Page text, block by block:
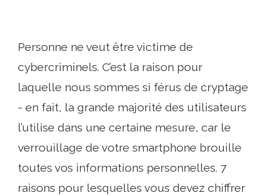
Personne ne veut être victime de
cybercriminels. C’est la raison pour
laquelle nous sommes si férus de cryptage
- en fait, la grande majorité des utilisateurs
l’utilise dans une certaine mesure, car le
verrouillage de votre smartphone brouille
toutes vos informations personnelles. 7
raisons pour lesquelles vous devez chiffrer